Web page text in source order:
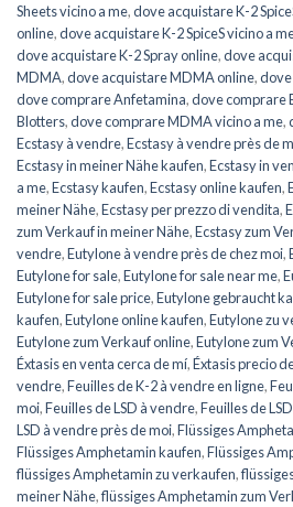
Sheets vicino a me,dove acquistare K-2
online,dove acquistare K-2 SpiceS vicino a
dove acquistare K-2 Spray online,dove
MDMA,dove acquistare MDMA online,
dove comprare Anfetamina,dove comprare
Blotters,dove comprare MDMA vicino a me,
Ecstasy à vendre,Ecstasy à vendre près de
Ecstasy in meiner Nähe kaufen,Ecstasy in
a me,Ecstasy kaufen,Ecstasy online kaufen,
meiner Nähe,Ecstasy per prezzo di vendita,
zum Verkauf in meiner Nähe,Ecstasy zum
vendre,Eutylone à vendre près de chez moi,
Eutylone for sale,Eutylone for sale near me,
Eutylone for sale price,Eutylone gebraucht
kaufen,Eutylone online kaufen,Eutylone zu
Eutylone zum Verkauf online,Eutylone zum
Éxtasis en venta cerca de mí,Éxtasis precio
vendre,Feuilles de K-2 à vendre en ligne,
moi,Feuilles de LSD à vendre,Feuilles de
LSD à vendre près de moi,Flüssiges
Flüssiges Amphetamin kaufen,Flüssiges
flüssiges Amphetamin zu verkaufen,
meiner Nähe,flüssiges Amphetamin zum